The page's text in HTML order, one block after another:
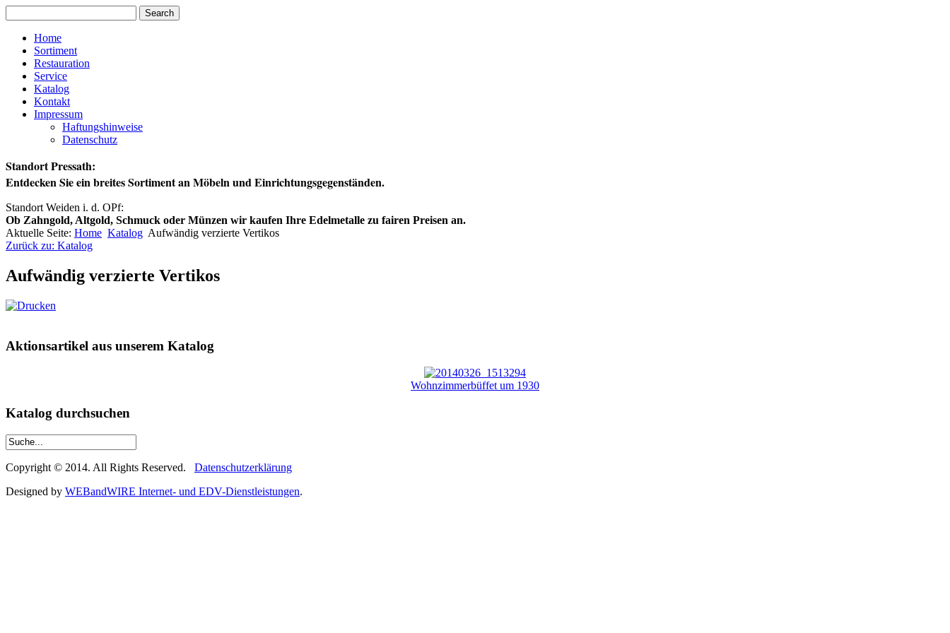
Home
Sortiment
Restauration
Service
Katalog
Kontakt
Impressum
Haftungshinweise
Datenschutz
Standort Pressath:
Entdecken Sie ein breites Sortiment an Möbeln und Einrichtungsgegenständen.
Standort Weiden i. d. OPf:
Ob Zahngold, Altgold, Schmuck oder Münzen wir kaufen Ihre Edelmetalle zu fairen Preisen an.
Aktuelle Seite: Home Katalog Aufwändig verzierte Vertikos
Zurück zu: Katalog
Aufwändig verzierte Vertikos
Aktionsartikel aus unserem Katalog
Wohnzimmerbüffet um 1930
Katalog durchsuchen
Copyright © 2014. All Rights Reserved. Datenschutzerklärung
Designed by WEBandWIRE Internet- und EDV-Dienstleistungen.